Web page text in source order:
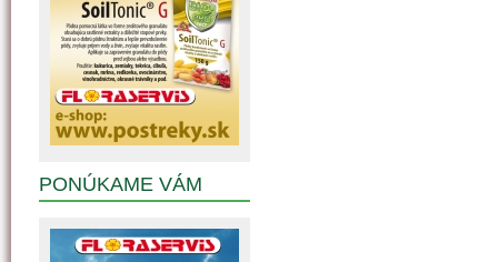
PONÚKAME VÁM